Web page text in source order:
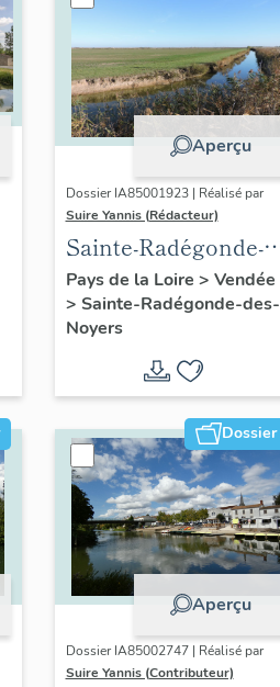
Aperçu
Dossier IA85001923 | Réalisé par
Suire Yannis (Rédacteur)
Sainte-Radégonde-
des-Noyers :
présentation de la
commune
Pays de la Loire > Vendée
> Sainte-Radégonde-des-
Noyers
Dossier
Aperçu
Dossier IA85002747 | Réalisé par
Suire Yannis (Contributeur)